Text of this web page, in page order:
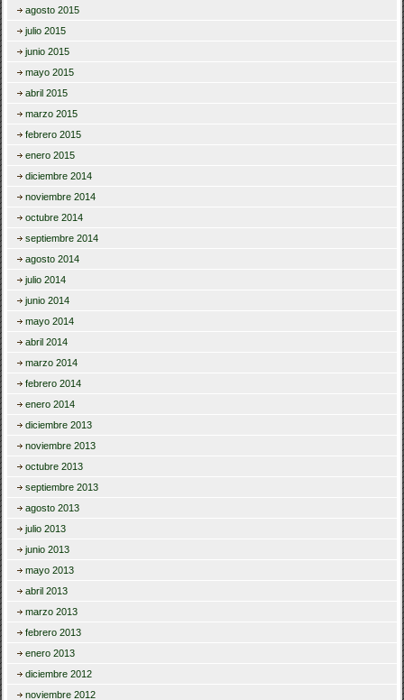
agosto 2015
julio 2015
junio 2015
mayo 2015
abril 2015
marzo 2015
febrero 2015
enero 2015
diciembre 2014
noviembre 2014
octubre 2014
septiembre 2014
agosto 2014
julio 2014
junio 2014
mayo 2014
abril 2014
marzo 2014
febrero 2014
enero 2014
diciembre 2013
noviembre 2013
octubre 2013
septiembre 2013
agosto 2013
julio 2013
junio 2013
mayo 2013
abril 2013
marzo 2013
febrero 2013
enero 2013
diciembre 2012
noviembre 2012